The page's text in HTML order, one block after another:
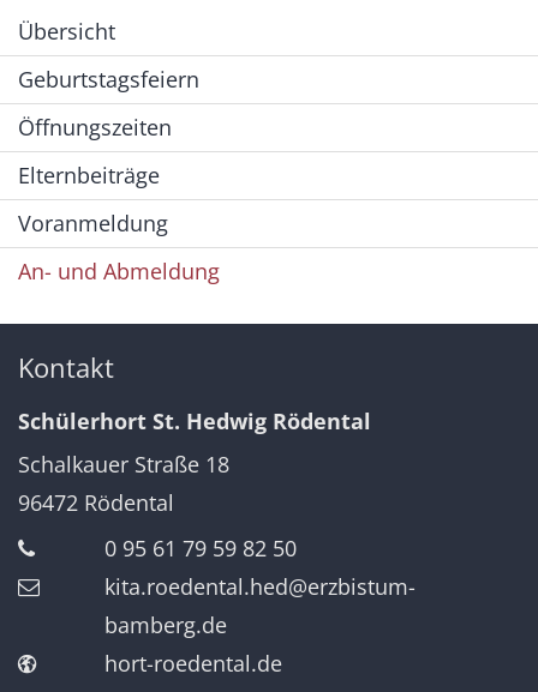
Übersicht
Geburtstagsfeiern
Öffnungszeiten
Elternbeiträge
Voranmeldung
An- und Abmeldung
Kontakt
Schülerhort St. Hedwig Rödental
Schalkauer Straße 18
96472 Rödental
0 95 61 79 59 82 50
kita.roedental.hed@erzbistum-
bamberg.de
hort-roedental.de